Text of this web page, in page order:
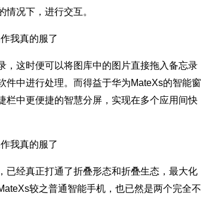
况下，进行交互。
，这时便可以将图库中的图片直接拖入备忘录
件中进行处理。而得益于华为MateXs的智能窗
栏中更便捷的智慧分屏，实现在多个应用间快
已经真正打通了折叠形态和折叠生态，最大化
较之普通智能手机，也已然是两个完全不